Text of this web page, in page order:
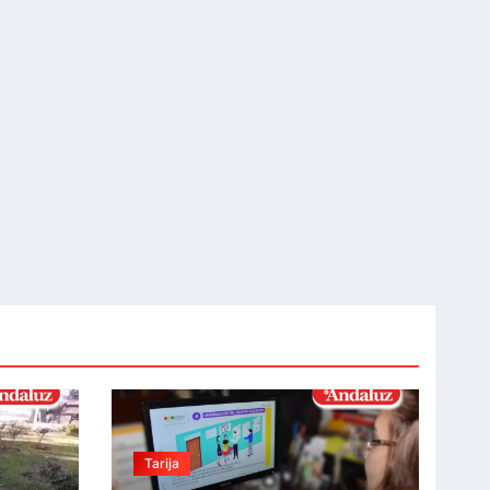
Tarija